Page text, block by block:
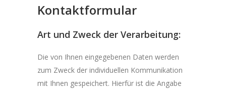
Kontaktformular
Art und Zweck der Verarbeitung:
Die von Ihnen eingegebenen Daten werden
zum Zweck der individuellen Kommunikation
mit Ihnen gespeichert. Hierfür ist die Angabe